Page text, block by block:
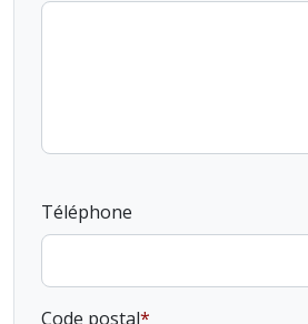
Téléphone
Code postal